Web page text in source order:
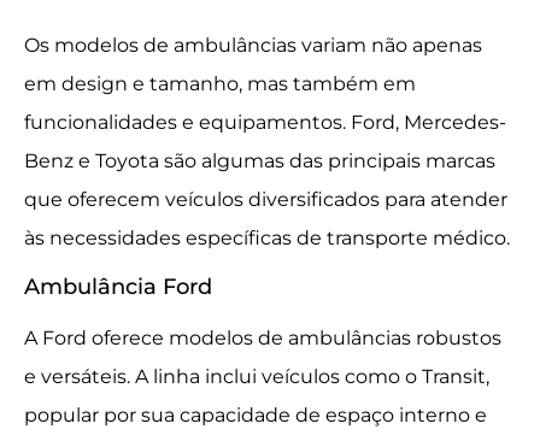
Os modelos de ambulâncias variam não apenas
em design e tamanho, mas também em
funcionalidades e equipamentos. Ford, Mercedes-
Benz e Toyota são algumas das principais marcas
que oferecem veículos diversificados para atender
às necessidades específicas de transporte médico.
Ambulância Ford
A Ford oferece modelos de ambulâncias robustos
e versáteis. A linha inclui veículos como o Transit,
popular por sua capacidade de espaço interno e